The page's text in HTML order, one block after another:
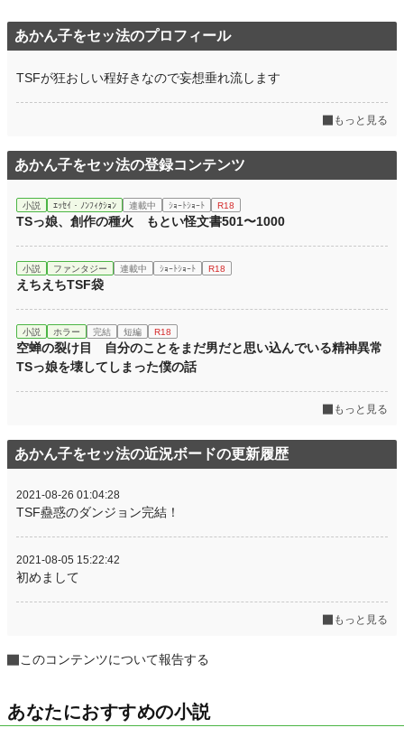
あかん子をセッ法のプロフィール
TSFが狂おしい程好きなので妄想垂れ流します
もっと見る
あかん子をセッ法の登録コンテンツ
小説 ｴｯｾｲ・ﾉﾝﾌｨｸｼｮﾝ 連載中 ｼｮｰﾄｼｮｰﾄ R18
TSっ娘、創作の種火 もとい怪文書501〜1000
小説 ファンタジー 連載中 ｼｮｰﾄｼｮｰﾄ R18
えちえちTSF袋
小説 ホラー 完結 短編 R18
空蝉の裂け目 自分のことをまだ男だと思い込んでいる精神異常
TSっ娘を壊してしまった僕の話
もっと見る
あかん子をセッ法の近況ボードの更新履歴
2021-08-26 01:04:28
TSF蠱惑のダンジョン完結！
2021-08-05 15:22:42
初めまして
もっと見る
このコンテンツについて報告する
あなたにおすすめの小説